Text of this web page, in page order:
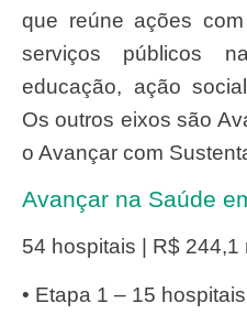
que reúne ações
serviços públicos
educação, ação
Os outros eixos são
o Avançar com
Avançar na Saúde
54 hospitais | R$ 244,1
• Etapa 1 – 15